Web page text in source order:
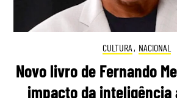
CULTURA , NACIONAL
Novo livro de Fernando
impacto da